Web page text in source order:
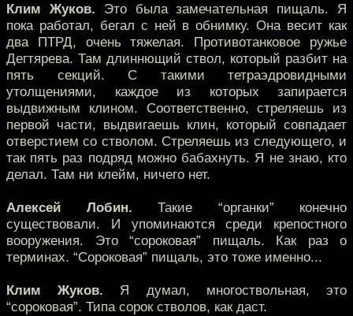
Клим Жуков. Это была замечательная пищаль. Я
пока работал, бегал с ней в обнимку. Она весит как
два ПТРД, очень тяжелая. Противотанковое ружье
Дегтярева. Там длиннющий ствол, который разбит на
пять секций. С такими тетраэдровидными
утолщениями, каждое из которых запирается
выдвижным клином. Соответственно, стреляешь из
первой части, выдвигаешь клин, который совпадает
отверстием со стволом. Стреляешь из следующего, и
так пять раз подряд можно бабахнуть. Я не знаю, кто
делал. Там ни клейм, ничего нет.
Алексей Лобин. Такие “органки” конечно
существовали. И упоминаются среди крепостного
вооружения. Это “сороковая” пищаль. Как раз о
терминах. “Сороковая” пищаль, это тоже именно...
Клим Жуков. Я думал, многоствольная, это
“сороковая”. Типа сорок стволов, как даст.